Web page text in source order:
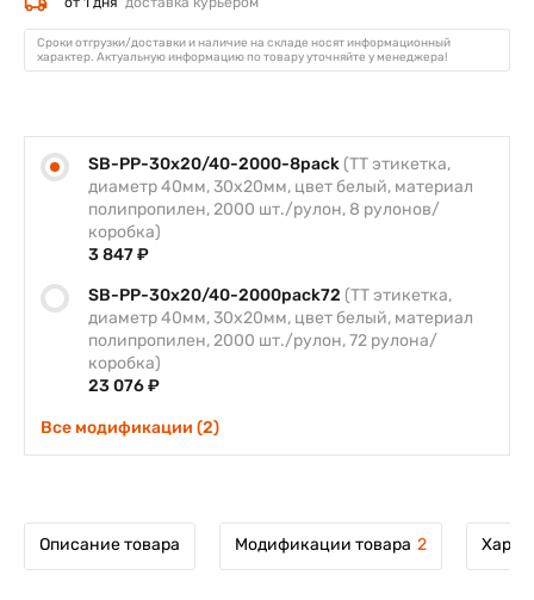
SB-PP-30x20/40-2000-8pack (ТТ этикетка,
диаметр 40мм, 30х20мм, цвет белый, материал
полипропилен, 2000 шт./рулон, 8 рулонов/
коробка)
3 847 ₽
SB-PP-30x20/40-2000pack72 (ТТ этикетка,
диаметр 40мм, 30х20мм, цвет белый, материал
полипропилен, 2000 шт./рулон, 72 рулона/
коробка)
23 076 ₽
Все модификации (2)
Сроки отгрузки/доставки и наличие на складе носят информационный
характер. Актуальную информацию по товару уточняйте у менеджера!
Описание товара Модификации товара 2